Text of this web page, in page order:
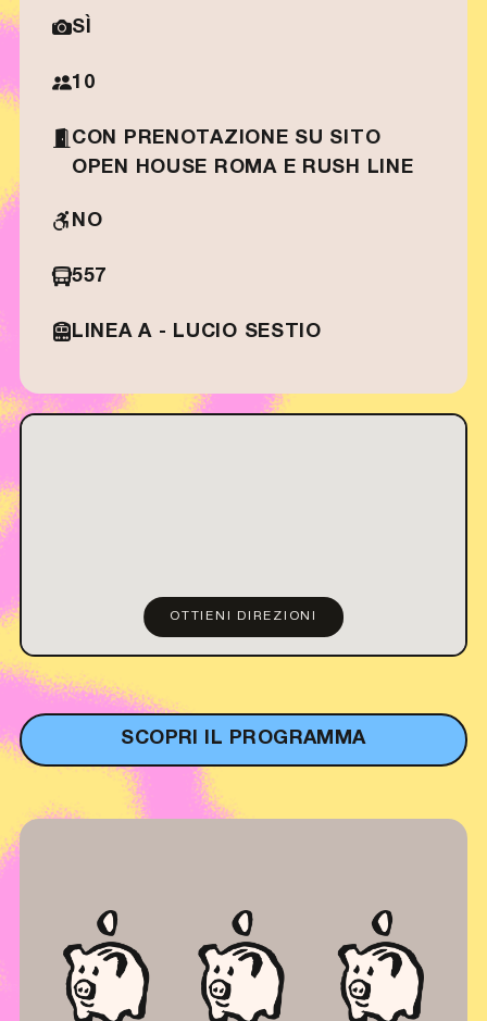
SÌ
10
CON PRENOTAZIONE SU SITO
OPEN HOUSE ROMA E RUSH LINE
NO
557
LINEA A - LUCIO SESTIO
OTTIENI DIREZIONI
SCOPRI IL PROGRAMMA